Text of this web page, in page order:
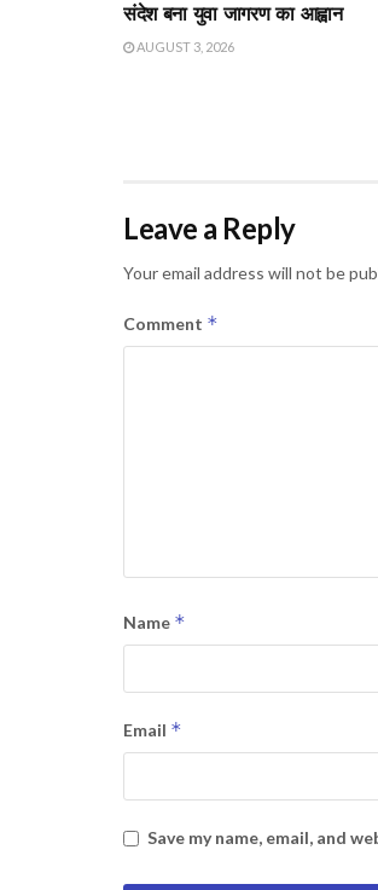
संदेश बना युवा जागरण का आह्वान
AUGUST 3, 2026
Leave a Reply
Your email address will not be
Comment *
Name *
Email *
Save my name, email, and